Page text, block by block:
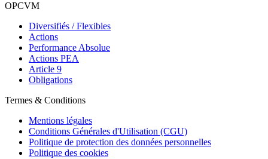
OPCVM
Diversifiés / Flexibles
Actions
Performance Absolue
Actions PEA
Article 9
Obligations
Termes & Conditions
Mentions légales
Conditions Générales d'Utilisation (CGU)
Politique de protection des données personnelles
Politique des cookies